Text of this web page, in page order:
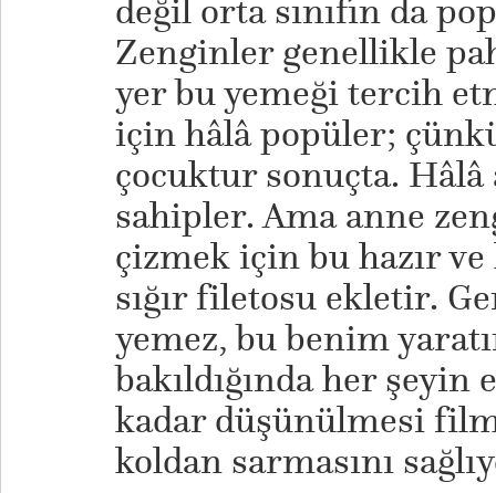
değil orta sınıfın da
Zenginler genellikle
yer bu yemeği tercih
için hâlâ popüler;
çocuktur sonuçta. Hâlâ
sahipler. Ama anne
çizmek için bu hazır
sığır filetosu ekletir.
yemez, bu benim
bakıldığında her şeyin
kadar düşünülmesi
koldan sarmasını